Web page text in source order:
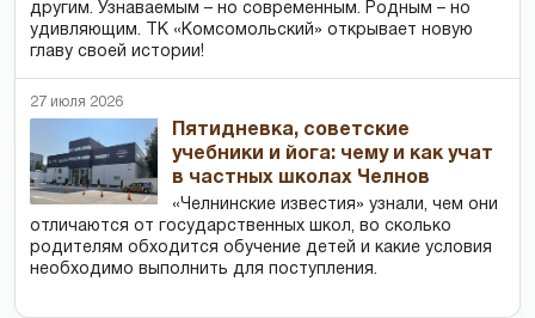
другим. Узнаваемым – но современным. Родным – но
удивляющим. ТК «Комсомольский» открывает новую
главу своей истории!
27 июля 2026
Пятидневка, советские
учебники и йога: чему и как учат
в частных школах Челнов
«Челнинские известия» узнали, чем они
отличаются от государственных школ, во сколько
родителям обходится обучение детей и какие условия
необходимо выполнить для поступления.